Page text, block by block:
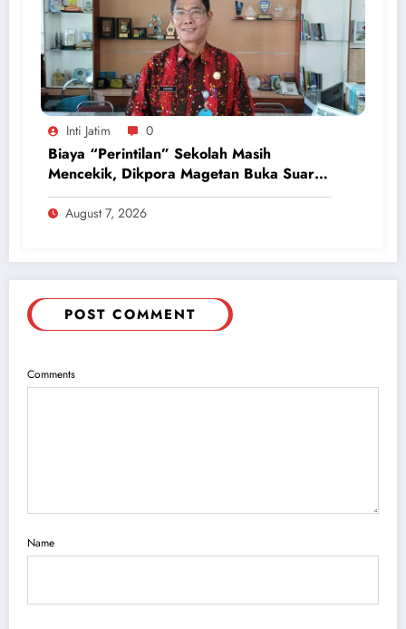
Inti Jatim 0
Biaya “Perintilan” Sekolah Masih
Mencekik, Dikpora Magetan Buka Suara
Soal Polemik Seragam dan Modul
August 7, 2026
POST COMMENT
Comments
Name